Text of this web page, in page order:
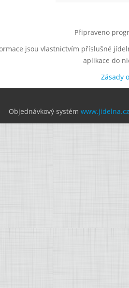
Připraveno
jsou vlastnictvím příslušné
aplikace do
Zásady
Objednávkový systém www.jidelna.cz